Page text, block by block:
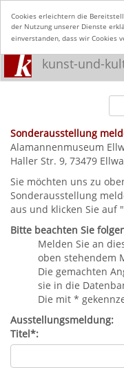
Cookies erleichtern die
der Nutzung unserer Dienste
einverstanden, dass wir Cookies
kunst-und-
Sonderausstellung
Alamannenmuseum
Haller Str. 9, 73479
Sie möchten uns zu
Sonderausstellung
aus und klicken Sie auf
Bitte beachten Sie
Melden Sie an
oben stehendem
Die gemachten
sie in die
Die mit *
Ausstellungsmeldung:
Titel*: